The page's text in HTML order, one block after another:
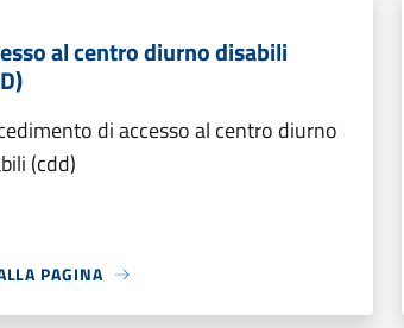
al centro diurno disabili
di accesso al centro diurno
(cdd)
PAGINA